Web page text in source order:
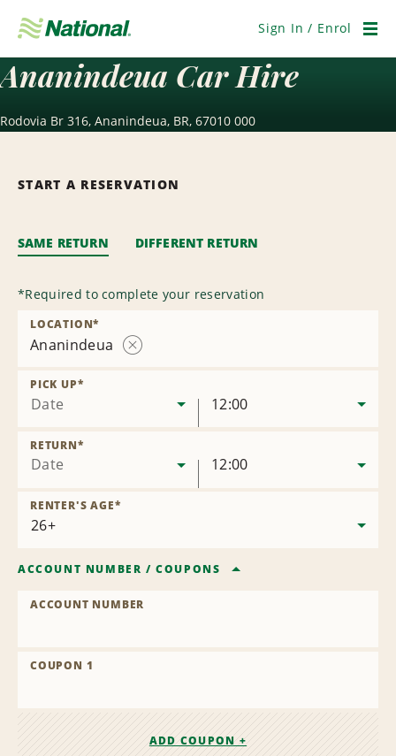
Navigation
Sign In / Enrol
Ananindeua Car Hire
Rodovia Br 316, Ananindeua, BR, 67010 000
START A RESERVATION
SAME RETURN DIFFERENT RETURN
*Required to complete your reservation
Ananindeua
LOCATION*
Date
PICK UP*
12:00
Date
RETURN*
12:00
RENTER'S AGE*
ACCOUNT NUMBER /COUPONS
ACCOUNT NUMBER
COUPON 1
ADD COUPON +